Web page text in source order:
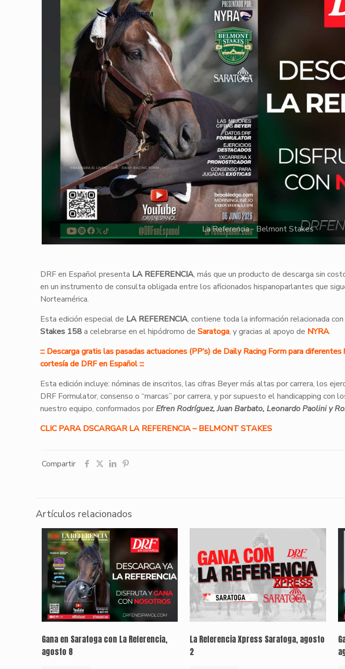
La Referencia - Belmont Stakes
DRF en Español presenta LA REFERENCIA, más que un producto de descarga sin
en un instrumento de consulta obligada entre los aficionados hispanoparlantes que
Norteamérica.
Esta edición especial de LA REFERENCIA, contiene toda la información relacionada
Stakes 158a celebrarse en el hipódromo de Saratoga, y gracias al apoyo de NYRA.
::: Descarga gratis las pasadas actuaciones (PP’s) de Daily Racing Form para
cortesía de DRF en Español :::
Esta edición incluye: nóminas de inscritos, las cifras Beyer más altas por carrera, los
DRF Formulator, consenso o “marcas” por carrera, y por supuesto el handicapping con
nuestro equipo, conformados porEfren Rodríguez, Juan Barbato, Leonardo Paolini y
CLIC PARA DSCARGAR LA REFERENCIA – BELMONT STAKES
Compartir
Artículos relacionados
Gana en Saratoga con La Referencia,
agosto 8
La Referencia Xpress Saratoga, agosto
2